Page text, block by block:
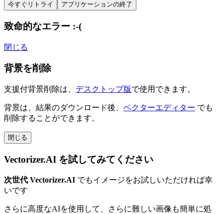
今すぐリトライ アプリケーションの終了
致命的なエラー :-(
閉じる
背景を削除
支援付背景削除は、 デスクトップ版で使用できます。
背景は、結果のダウンロード後、 ベクターエディター でも
削除することができます。
閉じる
Vectorizer.AI を試してみてください
次世代 Vectorizer.AI でもイメージをお試しいただければ幸
いです
さらに高度なAIを使用して、さらに難しい画像も簡単に処